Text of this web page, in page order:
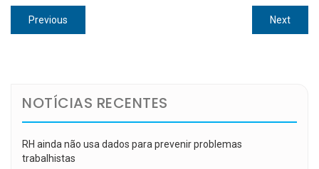
Navegação
de
Previous
post:
NextNext
post:
NOTÍCIAS RECENTES
RH ainda não usa dados para prevenir problemas
trabalhistas